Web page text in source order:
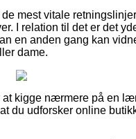
mest vitale
I relation til det er det
en anden gang kan
dame.
kigge nærmere på en
du udforsker online